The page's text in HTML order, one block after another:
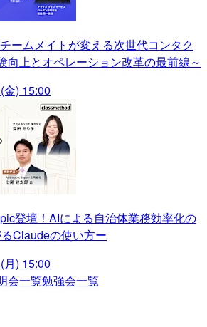
ームメイトが変える次世代コンタク
向上とオペレーション改革の最前線～
) 15:00
登壇！AIによる自治体業務効率化の
Claudeの使い方ー
) 15:00
会一覧勉強会一覧